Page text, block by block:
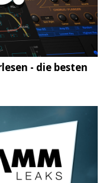
- die besten